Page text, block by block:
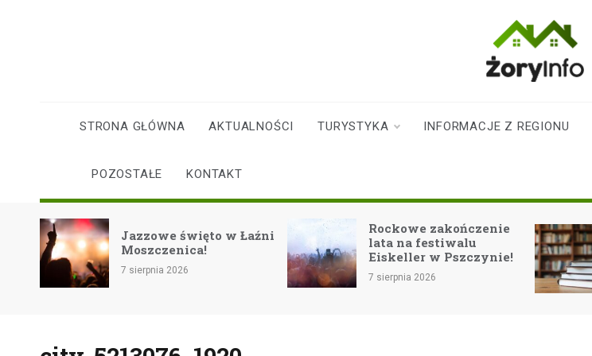
mieszkańców
Żor
STRONA GŁÓWNA AKTUALNOŚCI TURYSTYKA INFORMACJE Z REGIONU
POZOSTAŁE KONTAKT
Jazzowe święto w Łaźni
Moszczenica!
7 sierpnia 2026
Rockowe zakończenie
lata na festiwalu
Eiskeller w Pszczynie!
7 sierpnia 2026